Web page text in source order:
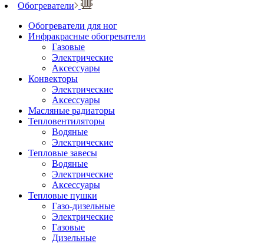
Обогреватели
Обогреватели для ног
Инфракрасные обогреватели
Газовые
Электрические
Аксессуары
Конвекторы
Электрические
Аксессуары
Масляные радиаторы
Тепловентиляторы
Водяные
Электрические
Тепловые завесы
Водяные
Электрические
Аксессуары
Тепловые пушки
Газо-дизельные
Электрические
Газовые
Дизельные